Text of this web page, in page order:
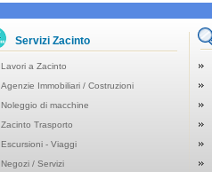
Servizi Zacinto
Lavori a Zacinto
Agenzie Immobiliari / Costruzioni
Noleggio di macchine
Zacinto Trasporto
Escursioni - Viaggi
Negozi / Servizi